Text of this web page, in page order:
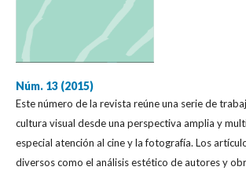
Núm. 13 (2015)
Este número de la revista reúne una serie de
cultura visual desde una perspectiva amplia y
especial atención al cine y la fotografía. Los
diversos como el análisis estético de autores y